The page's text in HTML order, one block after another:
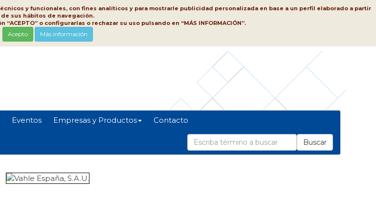
y funcionales, con fines analíticos y para mostrarle publicidad personalizada en base a un perfil elaborado a partir
de sus hábitos de navegación.
o configurarlas o rechazar su uso pulsando en “MÁS INFORMACIÓN”.
Acepto Más información
Eventos Empresas y Productos Contacto
Buscar